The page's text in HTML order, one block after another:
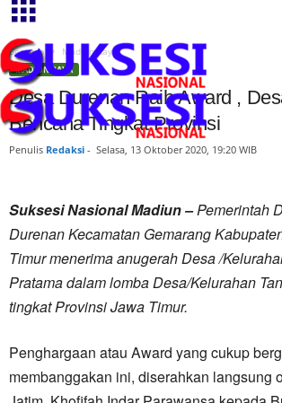
Beranda Madiun Raya
MADIUN RAYA
Desa Durenan Raih Award ,
Bencana Tingkat Provinsi
Penulis Redaksi - Selasa, 13 Oktober 2020, 19:20 WIB
Suksesi Nasional Madiun –Pemerintah
Durenan Kecamatan Gemarang
Timur menerima anugerah Desa /
Pratama dalam lomba Desa/Kelurahan
tingkat Provinsi Jawa Timur.
Penghargaan atau Award yang cukup
membanggakan ini, diserahkan langsung